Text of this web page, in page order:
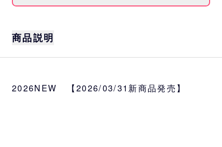
商品説明
軽く薄いタオル生地を使用し、ユニフォーム
2026NEW 【2026/03/31新商品発売】